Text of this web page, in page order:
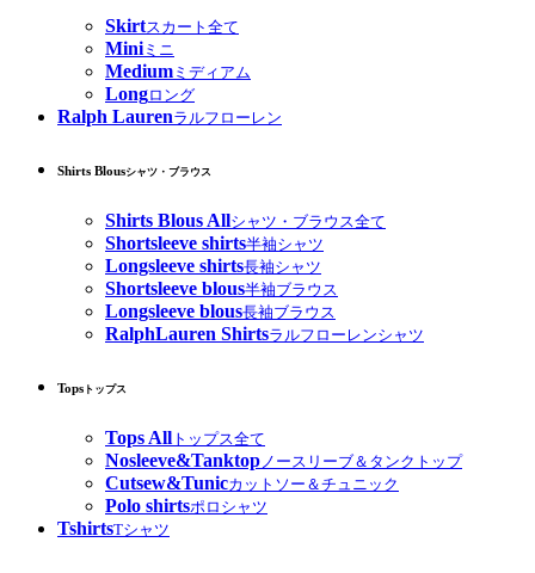
Skirtスカート全て
Miniミニ
Medium ミディアム
Longロング
Ralph Laurenラルフローレン
Shirts Blousシャツ・ブラウス
Shirts Blous Allシャツ・ブラウス全て
Shortsleeve shirts半袖シャツ
Longsleeve shirts長袖シャツ
Shortsleeve blous半袖ブラウス
Longsleeve blous長袖ブラウス
RalphLauren Shirtsラルフローレンシャツ
Tops トップス
Tops All トップス全て
Nosleeve&Tanktop ノースリーブ＆タンクトップ
Cutsew&Tunicカットソー＆チュニック
Polo shirtsポロシャツ
TshirtsTシャツ